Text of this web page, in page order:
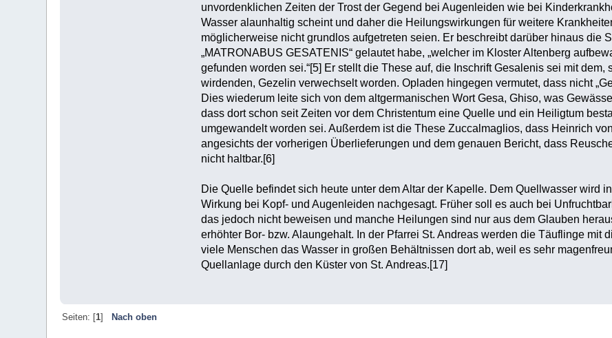
unvordenklichen Zeiten der Trost der Gegend bei Augenleiden wie bei
Wasser alaunhaltig scheint und daher die Heilungswirkungen für weitere
möglicherweise nicht grundlos aufgetreten seien. Er beschreibt darüber hinaus die
„MATRONABUS GESATENIS“ gelautet habe, „welcher im Kloster Altenberg
gefunden worden sei.“[5] Er stellt die These auf, die Inschrift Gesalenis sei mit
wirdenden, Gezelin verwechselt worden. Opladen hingegen vermutet, dass nicht
Dies wiederum leite sich von dem altgermanischen Wort Gesa, Ghiso, was
dass dort schon seit Zeiten vor dem Christentum eine Quelle und ein Heiligtum
umgewandelt worden sei. Außerdem ist die These Zuccalmaglios, dass Heinrich
angesichts der vorherigen Überlieferungen und dem genauen Bericht, dass
nicht haltbar.[6]
Die Quelle befindet sich heute unter dem Altar der Kapelle. Dem Quellwasser wird
Wirkung bei Kopf- und Augenleiden nachgesagt. Früher soll es auch bei
das jedoch nicht beweisen und manche Heilungen sind nur aus dem Glauben
erhöhter Bor- bzw. Alaungehalt. In der Pfarrei St. Andreas werden die Täuflinge mit
viele Menschen das Wasser in großen Behältnissen dort ab, weil es sehr
Quellanlage durch den Küster von St. Andreas.[17]
Seiten: [1]
Nach oben